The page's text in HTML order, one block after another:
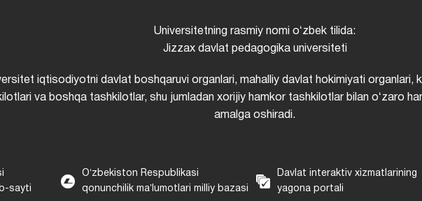
Universitetning rasmiy nomi oʻzbek tilida:
Jizzax davlat pedagogika universiteti
iqtisodiyotni davlat boshqaruvi organlari, mahalliy davlat hokimiyati organlari,
va boshqa tashkilotlar, shu jumladan xorijiy hamkor tashkilotlar bilan oʻzaro
amalga oshiradi.
sayti
Oʻzbekiston Respublikasi
qonunchilik maʼlumotlari milliy bazasi
Davlat interaktiv xizmatlarining
yagona portali